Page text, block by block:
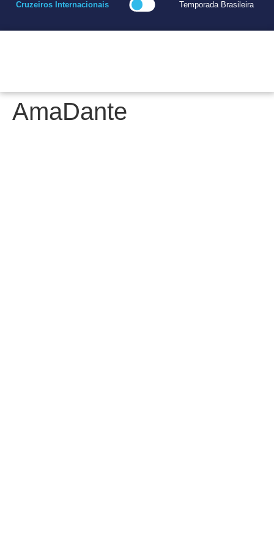
Cruzeiros Internacionais Temporada Brasileira
AmaDante